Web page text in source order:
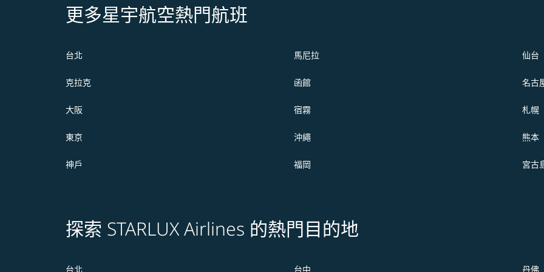
更多星宇航空熱門航班
台北 馬尼拉 仙台
克拉克 函館 名古
大阪 宿霧 札幌
東京 沖繩 熊本
神戶 福岡 宮古
探索 STARLUX Airlines 的熱門目的地
台北 台中 丹佛